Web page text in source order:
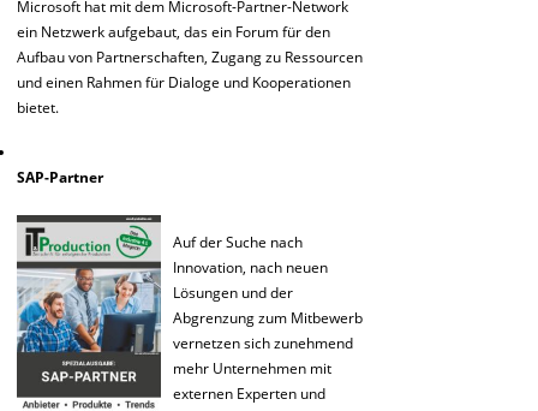
Microsoft hat mit dem Microsoft-Partner-Network
ein Netzwerk aufgebaut, das ein Forum für den
Aufbau von Partnerschaften, Zugang zu Ressourcen
und einen Rahmen für Dialoge und Kooperationen
bietet.
SAP-Partner
Auf der Suche nach
Innovation, nach neuen
Lösungen und der
Abgrenzung zum Mitbewerb
vernetzen sich zunehmend
mehr Unternehmen mit
externen Experten und